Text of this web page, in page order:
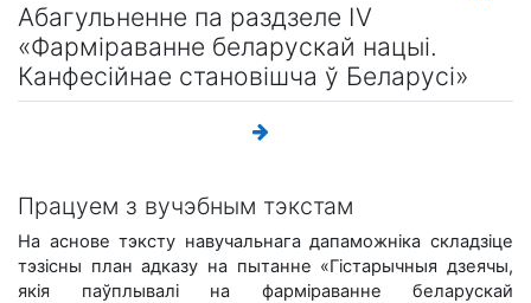
Абагульненне па раздзеле IV
«Фарміраванне беларускай нацыі.
Канфесійнае становішча ў Беларусі»
Працуем з вучэбным тэкстам
На аснове тэксту навучальнага дапаможніка складзіце
тэзісны план адказу на пытанне «Гістарычныя дзеячы,
якія паўплывалі на фарміраванне беларускай